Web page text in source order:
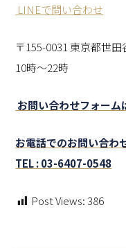
LINEで問い合わせ
〒155-0031 東京都世
10時～22時
お問い合わせフォーム
お電話でのお問い合わ
TEL : 03-6407-0548
Post Views: 386